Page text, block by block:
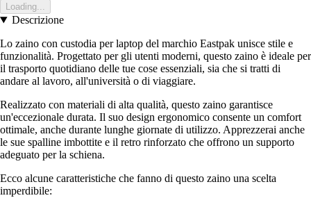
Loading...
Descrizione
Lo zaino con custodia per laptop del marchio Eastpak unisce stile e
funzionalità. Progettato per gli utenti moderni, questo zaino è ideale per
il trasporto quotidiano delle tue cose essenziali, sia che si tratti di
andare al lavoro, all'università o di viaggiare.
Realizzato con materiali di alta qualità, questo zaino garantisce
un'eccezionale durata. Il suo design ergonomico consente un comfort
ottimale, anche durante lunghe giornate di utilizzo. Apprezzerai anche
le sue spalline imbottite e il retro rinforzato che offrono un supporto
adeguato per la schiena.
Ecco alcune caratteristiche che fanno di questo zaino una scelta
imperdibile: